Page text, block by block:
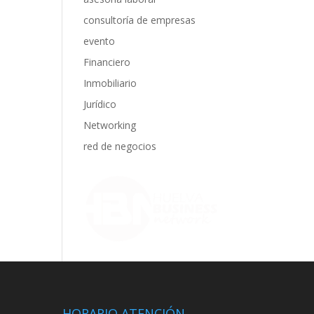
consultoría de empresas
evento
Financiero
Inmobiliario
Jurídico
Networking
red de negocios